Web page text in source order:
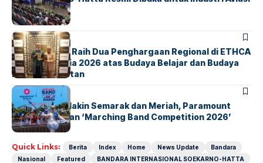
Dunia
BERITA
ParagonCorp Raih Dua Penghargaan Regional di ETHCA
Southeast Asia 2026 atas Budaya Belajar dan Budaya
Kebermanfaatan
BERITA INDEX
Akhir Pekan Makin Semarak dan Meriah, Paramount
Petals Hadirkan ‘Marching Band Competition 2026’
Quick Links: Berita Index Home News Update
Bandara
Nasional
Featured
BANDARA INTERNASIONAL SOEKARNO-HATTA